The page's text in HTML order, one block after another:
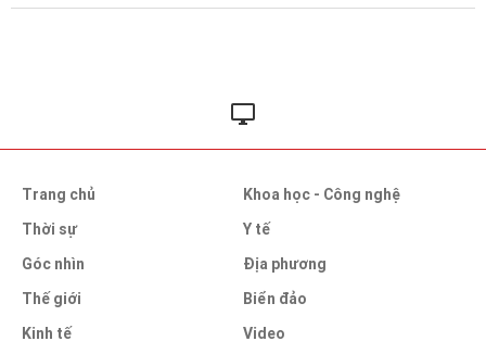
Trang chủ
Thời sự
Góc nhìn
Thế giới
Kinh tế
Khoa học - Công nghệ
Y tế
Địa phương
Biển đảo
Video